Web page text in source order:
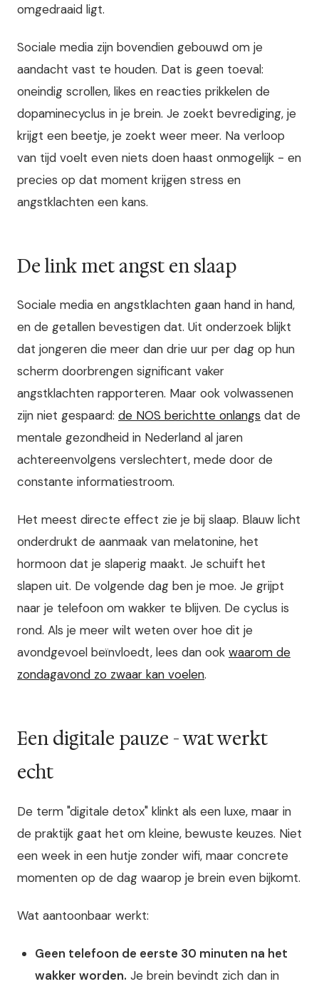
omgedraaid ligt.
Sociale media zijn bovendien gebouwd om je
aandacht vast te houden. Dat is geen toeval:
oneindig scrollen, likes en reacties prikkelen de
dopaminecyclus in je brein. Je zoekt bevrediging, je
krijgt een beetje, je zoekt weer meer. Na verloop
van tijd voelt even niets doen haast onmogelijk - en
precies op dat moment krijgen stress en
angstklachten een kans.
De link met angst en slaap
Sociale media en angstklachten gaan hand in hand,
en de getallen bevestigen dat. Uit onderzoek blijkt
dat jongeren die meer dan drie uur per dag op hun
scherm doorbrengen significant vaker
angstklachten rapporteren. Maar ook volwassenen
zijn niet gespaard: de NOS berichtte onlangs dat de
mentale gezondheid in Nederland al jaren
achtereenvolgens verslechtert, mede door de
constante informatiestroom.
Het meest directe effect zie je bij slaap. Blauw licht
onderdrukt de aanmaak van melatonine, het
hormoon dat je slaperig maakt. Je schuift het
slapen uit. De volgende dag ben je moe. Je grijpt
naar je telefoon om wakker te blijven. De cyclus is
rond. Als je meer wilt weten over hoe dit je
avondgevoel beïnvloedt, lees dan ook waarom de
zondagavond zo zwaar kan voelen.
Een digitale pauze - wat werkt
echt
De term "digitale detox" klinkt als een luxe, maar in
de praktijk gaat het om kleine, bewuste keuzes. Niet
een week in een hutje zonder wifi, maar concrete
momenten op de dag waarop je brein even bijkomt.
Wat aantoonbaar werkt:
Geen telefoon de eerste 30 minuten na het
wakker worden. Je brein bevindt zich dan in